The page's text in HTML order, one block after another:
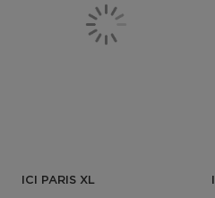
ICI PARIS XL